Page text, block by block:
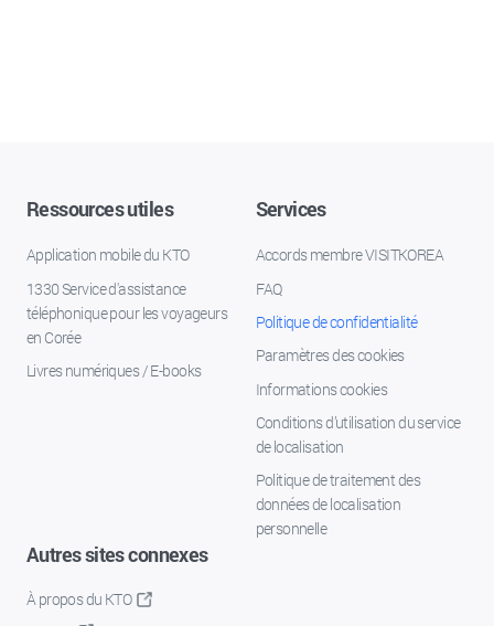
Ressources utiles
Application mobile du KTO
1330 Service d'assistance
téléphonique pour les voyageurs
en Corée
Livres numériques / E-books
Services
Accords membre VISITKOREA
FAQ
Politique de confidentialité
Paramètres des cookies
Informations cookies
Conditions d’utilisation du service
de localisation
Politique de traitement des
données de localisation
personnelle
Autres sites connexes
À propos du KTO